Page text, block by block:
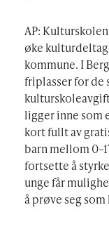
AP:
øke
kommune. I
friplasser for
ligger inne som
kort fullt av
barn mellom
fortsette å
unge får
å prøve seg